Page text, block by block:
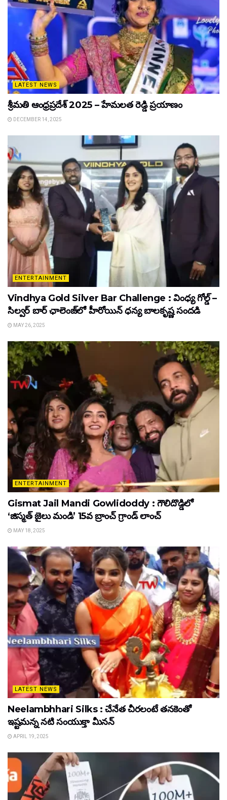
LATEST NEWS
శ్రీమతి ఆంధ్రప్రదేశ్ 2025 – హేమలత రెడ్డి ప్రయాణం
DECEMBER 14, 2025
ENTERTAINMENT
Vindhya Gold Silver Bar Challenge : వింధ్య గోల్డ్ –
సిల్వర్ బార్ ఛాలెంజ్‌లో హీరోయిన్ ధ‌న్య బాల‌కృష్ణ‌ సందడి
MAY 26, 2025
ENTERTAINMENT
Gismat Jail Mandi Gowlidoddy : గౌలిదొడ్డిలో
‘జిస్మత్ జైలు మండి’ 15వ బ్రాంచ్ గ్రాండ్ లాంచ్
MAY 18, 2025
LATEST NEWS
Neelambhhari Silks : చేనేత చీరలంటే తనకెంతో
ఇష్టమన్న నటి సంయుక్తా మీనన్‌
APRIL 19, 2025